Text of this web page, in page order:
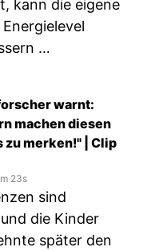
kann die eigene
…
warnt:
machen diesen
zu merken!" | Clip
23s
sind
die Kinder
später den